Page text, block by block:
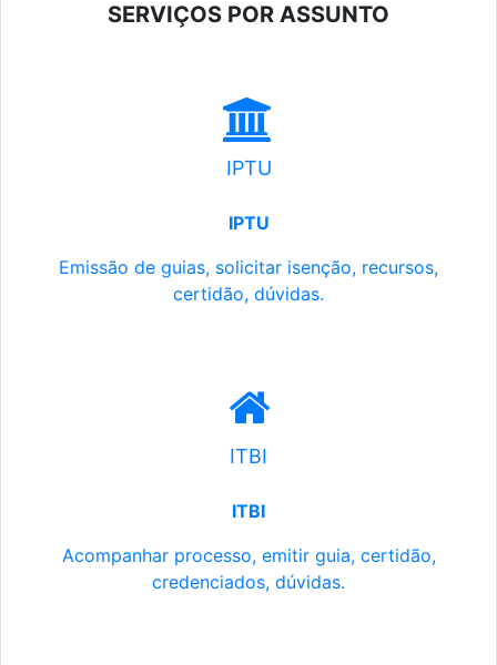
SERVIÇOS POR ASSUNTO
IPTU
IPTU
Emissão de guias, solicitar isenção, recursos,
certidão, dúvidas.
ITBI
ITBI
Acompanhar processo, emitir guia, certidão,
credenciados, dúvidas.